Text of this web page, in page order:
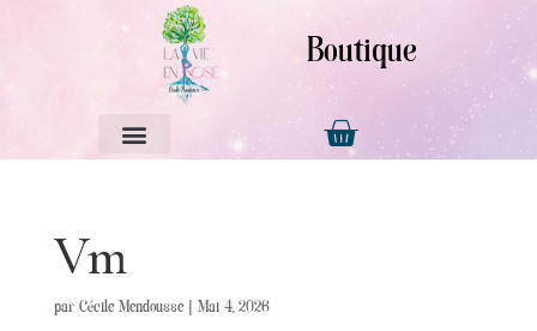
Boutique
Vm
par Cécile Mendousse| Mai 4, 2026